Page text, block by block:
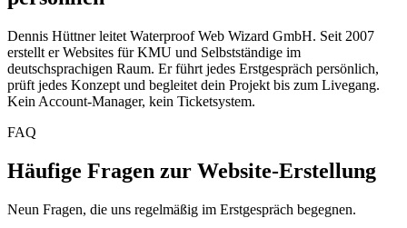
Dennis Hüttner leitet Waterproof Web Wizard GmbH. Seit 2007
erstellt er Websites für KMU und Selbstständige im
deutschsprachigen Raum. Er führt jedes Erstgespräch persönlich,
prüft jedes Konzept und begleitet dein Projekt bis zum Livegang.
Kein Account-Manager, kein Ticketsystem.
FAQ
Häufige Fragen zur Website-Erstellung
Neun Fragen, die uns regelmäßig im Erstgespräch begegnen.